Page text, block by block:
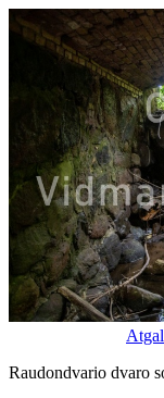
Atgal
Raudondvario dvaro